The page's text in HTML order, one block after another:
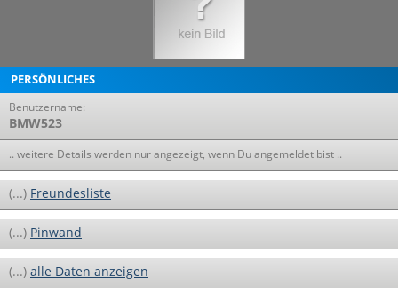
PERSÖNLICHES
Benutzername:
BMW523
.. weitere Details werden nur angezeigt, wenn Du angemeldet bist ..
(...) Freundesliste
(...) Pinwand
(...) alle Daten anzeigen